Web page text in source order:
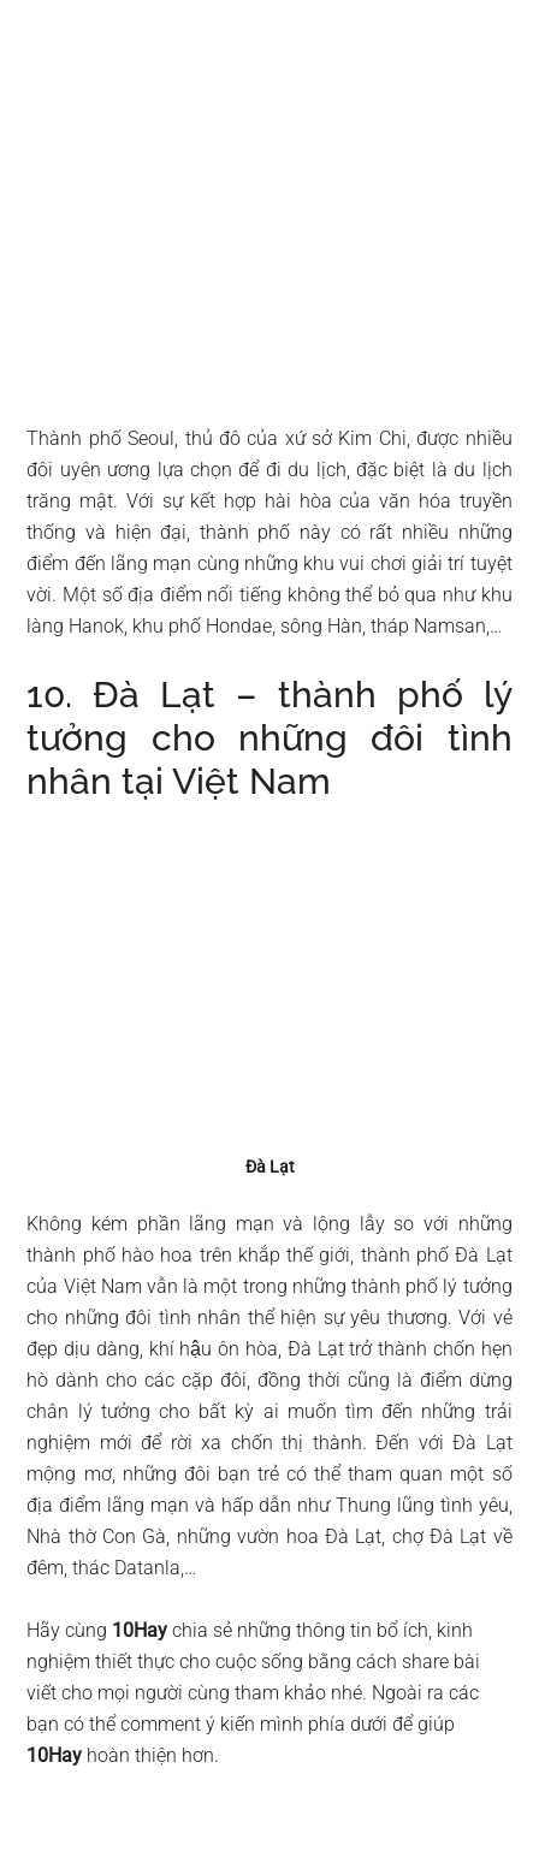
Thành phố Seoul, thủ đô của xứ sở Kim Chi, được nhiều
đôi uyên ương lựa chọn để đi du lịch, đặc biệt là du lịch
trăng mật. Với sự kết hợp hài hòa của văn hóa truyền
thống và hiện đại, thành phố này có rất nhiều những
điểm đến lãng mạn cùng những khu vui chơi giải trí tuyệt
vời. Một số địa điểm nổi tiếng không thể bỏ qua như khu
làng Hanok, khu phố Hondae, sông Hàn, tháp Namsan,…
10. Đà Lạt – thành phố lý
tưởng cho những đôi tình
nhân tại Việt Nam
Đà Lạt
Không kém phần lãng mạn và lộng lẫy so với những
thành phố hào hoa trên khắp thế giới, thành phố Đà Lạt
của Việt Nam vẫn là một trong những thành phố lý tưởng
cho những đôi tình nhân thể hiện sự yêu thương. Với vẻ
đẹp dịu dàng, khí hậu ôn hòa, Đà Lạt trở thành chốn hẹn
hò dành cho các cặp đôi, đồng thời cũng là điểm dừng
chân lý tưởng cho bất kỳ ai muốn tìm đến những trải
nghiệm mới để rời xa chốn thị thành. Đến với Đà Lạt
mộng mơ, những đôi bạn trẻ có thể tham quan một số
địa điểm lãng mạn và hấp dẫn như Thung lũng tình yêu,
Nhà thờ Con Gà, những vườn hoa Đà Lạt, chợ Đà Lạt về
đêm, thác Datanla,…
Hãy cùng 10Hay chia sẻ những thông tin bổ ích, kinh
nghiệm thiết thực cho cuộc sống bằng cách share bài
viết cho mọi người cùng tham khảo nhé. Ngoài ra các
bạn có thể comment ý kiến mình phía dưới để giúp
10Hay hoàn thiện hơn.